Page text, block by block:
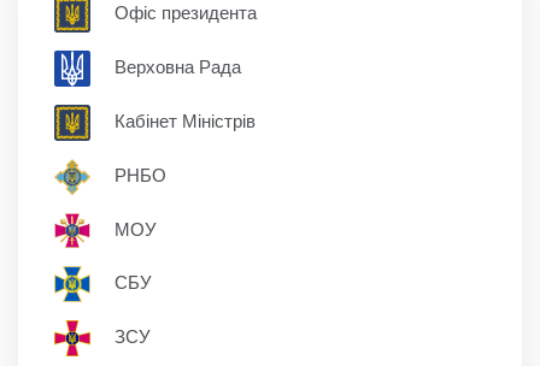
Офіс президента
Верховна Рада
Кабінет Міністрів
РНБО
МОУ
СБУ
ЗСУ